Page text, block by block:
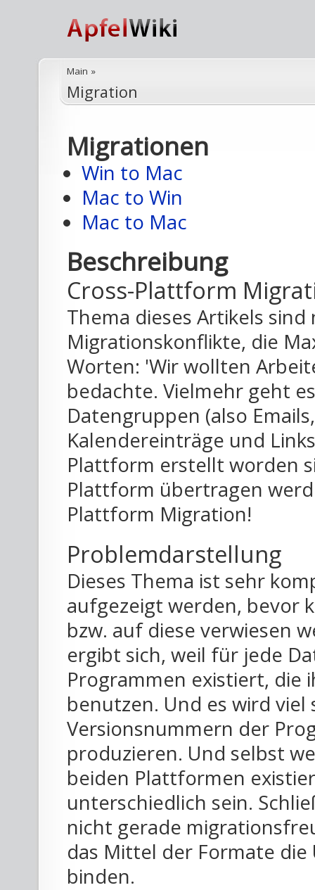
Main »
Migration
Migrationen
Win to Mac
Mac to Win
Mac to Mac
Beschreibung
Cross-Plattform
Thema dieses Artikels
Migrationskonflikte, die
Worten: 'Wir wollten
bedachte. Vielmehr geht
Datengruppen (also
Kalendereinträge und
Plattform erstellt worden
Plattform übertragen
Plattform Migration!
Problemdarstellung
Dieses Thema ist sehr
aufgezeigt werden, bevor
bzw. auf diese verwiesen
ergibt sich, weil für jede
Programmen existiert, die
benutzen. Und es wird
Versionsnummern der
produzieren. Und selbst
beiden Plattformen
unterschiedlich sein.
nicht gerade
das Mittel der Formate
binden.